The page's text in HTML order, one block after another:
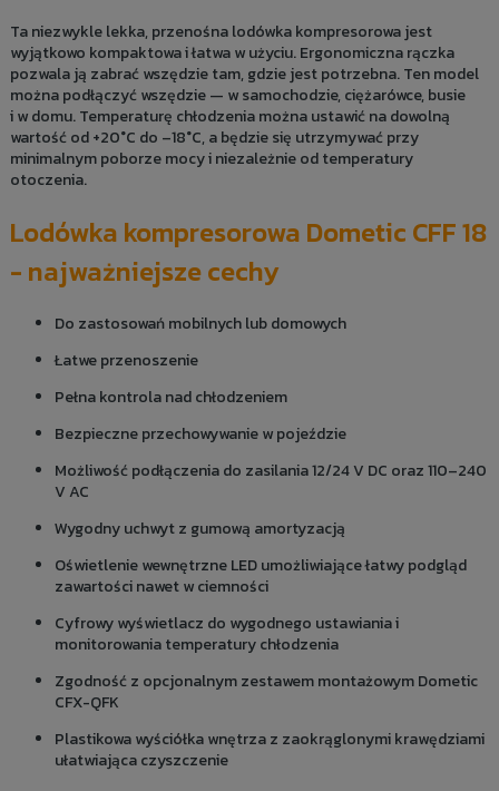
Ta niezwykle lekka, przenośna lodówka kompresorowa jest
wyjątkowo kompaktowa i łatwa w użyciu. Ergonomiczna rączka
pozwala ją zabrać wszędzie tam, gdzie jest potrzebna. Ten model
można podłączyć wszędzie — w samochodzie, ciężarówce, busie
i w domu. Temperaturę chłodzenia można ustawić na dowolną
wartość od +20°C do –18°C, a będzie się utrzymywać przy
minimalnym poborze mocy i niezależnie od temperatury
otoczenia.
Lodówka kompresorowa Dometic CFF 18
- najważniejsze cechy
Do zastosowań mobilnych lub domowych
Łatwe przenoszenie
Pełna kontrola nad chłodzeniem
Bezpieczne przechowywanie w pojeździe
Możliwość podłączenia do zasilania 12/24 V DC oraz 110–240
V AC
Wygodny uchwyt z gumową amortyzacją
Oświetlenie wewnętrzne LED umożliwiające łatwy podgląd
zawartości nawet w ciemności
Cyfrowy wyświetlacz do wygodnego ustawiania i
monitorowania temperatury chłodzenia
Zgodność z opcjonalnym zestawem montażowym Dometic
CFX-QFK
Plastikowa wyściółka wnętrza z zaokrąglonymi krawędziami
ułatwiająca czyszczenie